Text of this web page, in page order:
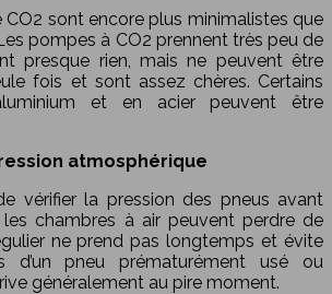
sont encore plus minimalistes que
pompes à CO2 prennent très peu de
presque rien, mais ne peuvent être
fois et sont assez chères. Certains
et en acier peuvent être
atmosphérique
vérifier la pression des pneus avant
chambres à air peuvent perdre de
ne prend pas longtemps et évite
d’un pneu prématurément usé ou
généralement au pire moment.